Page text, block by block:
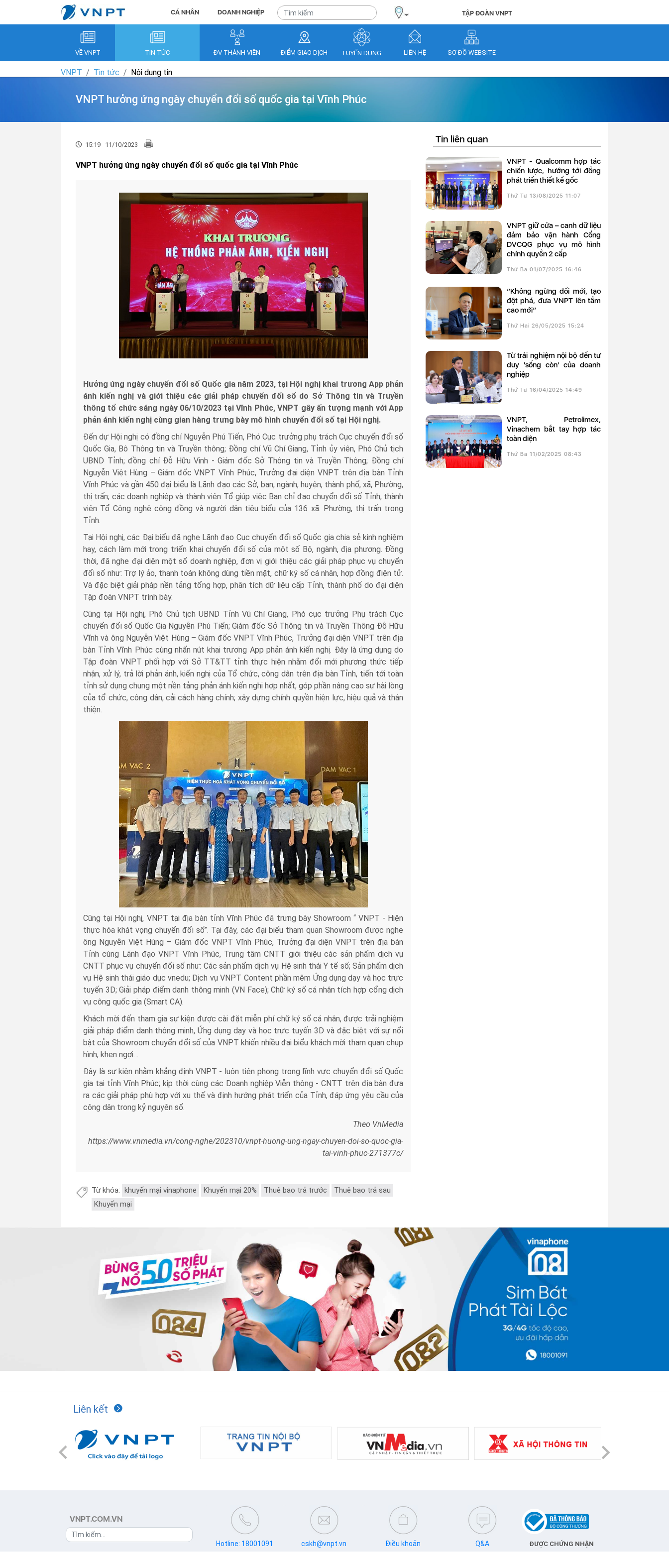
CÁ NHÂN DOANH NGHIỆP TẬP ĐOÀN VNPT
VỀ VNPT TIN TỨC ĐV THÀNH VIÊN ĐIỂM GIAO DỊCH TUYỂN DỤNG LIÊN HỆ SƠ ĐỒ WEBSITE
VNPT Tin tức Nội dung tin
VNPT hưởng ứng ngày chuyển đổi số quốc gia tại Vĩnh Phúc
15:19 11/10/2023
VNPT hưởng ứng ngày chuyển đổi số quốc gia tại Vĩnh Phúc
Hưởng ứng ngày chuyển đổi số Quốc gia năm 2023, tại Hội nghị khai trương App phản
ánh kiến nghị và giới thiệu các giải pháp chuyển đổi số do Sở Thông tin và Truyền
thông tổ chức sáng ngày 06/10/2023 tại Vĩnh Phúc, VNPT gây ấn tượng mạnh với App
phản ánh kiến nghị cùng gian hàng trưng bày mô hình chuyển đổi số tại Hội nghị.
Đến dự Hội nghị có đồng chí Nguyễn Phú Tiến, Phó Cục trưởng phụ trách Cục chuyển đổi số
Quốc Gia, Bô Thông tin và Truyền thông; Đồng chí Vũ Chí Giang, Tỉnh ủy viên, Phó Chủ tịch
UBND Tỉnh; đồng chí Đỗ Hữu Vinh - Giám đốc Sở Thông tin và Truyền Thông; Đồng chí
Nguyễn Việt Hùng – Giám đốc VNPT Vĩnh Phúc, Trưởng đại diện VNPT trên địa bàn Tỉnh
Vĩnh Phúc và gần 450 đại biểu là Lãnh đạo các Sở, ban, ngành, huyện, thành phố, xã, Phường,
thị trấn; các doanh nghiệp và thành viên Tổ giúp việc Ban chỉ đạo chuyển đổi số Tỉnh, thành
viên Tổ Công nghệ cộng đồng và người dân tiêu biểu của 136 xã. Phường, thị trấn trong
Tỉnh.
Tại Hội nghị, các Đại biểu đã nghe Lãnh đạo Cục chuyển đổi số Quốc gia chia sẻ kinh nghiệm
hay, cách làm mới trong triển khai chuyển đổi số của một số Bộ, ngành, địa phương. Đồng
thời, đã nghe đại diện một số doanh nghiệp, đơn vị giới thiệu các giải pháp phục vụ chuyển
đổi số như: Trợ lý ảo, thanh toán không dùng tiền mặt, chữ ký số cá nhân, hợp đồng điện tử.
Và đặc biệt giải pháp nền tảng tổng hợp, phân tích dữ liệu cấp Tỉnh, thành phố do đại diện
Tập đoàn VNPT trình bày.
Cũng tại Hội nghị, Phó Chủ tịch UBND Tỉnh Vũ Chí Giang, Phó cục trưởng Phụ trách Cục
chuyển đổi số Quốc Gia Nguyễn Phú Tiến; Giám đốc Sở Thông tin và Truyền Thông Đỗ Hữu
Vĩnh và ông Nguyễn Việt Hùng – Giám đốc VNPT Vĩnh Phúc, Trưởng đại diện VNPT trên địa
bàn Tỉnh Vĩnh Phúc cùng nhấn nút khai trương App phản ánh kiến nghị. Đây là ứng dụng do
Tập đoàn VNPT phối hợp với Sở TT&TT tỉnh thực hiện nhằm đổi mới phương thức tiếp
nhận, xử lý, trả lời phản ánh, kiến nghị của Tổ chức, công dân trên địa bàn Tỉnh, tiến tới toàn
tỉnh sử dụng chung một nền tảng phản ánh kiến nghị hợp nhất, góp phần nâng cao sự hài lòng
của tổ chức, công dân, cải cách hàng chính; xây dựng chính quyền hiện lực, hiệu quả và thân
thiện.
Cũng tại Hội nghị, VNPT tại địa bàn tỉnh Vĩnh Phúc đã trưng bày Showroom “ VNPT - Hiện
thực hóa khát vọng chuyển đổi số”. Tại đây, các đại biểu tham quan Showroom được nghe
ông Nguyễn Việt Hùng – Giám đốc VNPT Vĩnh Phúc, Trưởng đại diện VNPT trên địa bàn
Tỉnh cùng Lãnh đạo VNPT Vĩnh Phúc, Trung tâm CNTT giới thiệu các sản phẩm dịch vụ
CNTT phục vụ chuyển đổi số như: Các sản phẩm dịch vụ Hệ sinh thái Y tế số; Sản phẩm dịch
vụ Hệ sinh thái giáo dục vnedu; Dịch vụ VNPT Content phần mêm Ứng dụng dạy và học trực
tuyến 3D; Giải pháp điểm danh thông minh (VN Face); Chữ ký số cá nhân tích hợp cổng dịch
vụ công quốc gia (Smart CA).
Khách mời đến tham gia sự kiện được cài đặt miễn phí chữ ký số cá nhân, được trải nghiệm
giải pháp điểm danh thông minh, Ứng dụng dạy và học trực tuyến 3D và đặc biệt với sự nổi
bật của Showroom chuyển đổi số của VNPT khiến nhiều đại biểu khách mời tham quan chụp
hình, khen ngợi…
Đây là sự kiện nhằm khẳng định VNPT - luôn tiên phong trong lĩnh vực chuyển đổi số Quốc
gia tại tỉnh Vĩnh Phúc; kịp thời cùng các Doanh nghiệp Viễn thông - CNTT trên địa bàn đưa
ra các giải pháp phù hợp với xu thế và định hướng phát triển của Tỉnh, đáp ứng yêu cầu của
công dân trong kỷ nguyên số.
Theo VnMedia
https://www.vnmedia.vn/cong-nghe/202310/vnpt-huong-ung-ngay-chuyen-doi-so-quoc-gia-
tai-vinh-phuc-271377c/
Từ khóa: khuyến mại vinaphone Khuyến mại 20% Thuê bao trả trước
Thuê bao trả sau
Khuyến mại
Tin liên quan
VNPT - Qualcomm hợp tác
chiến lược, hướng tới đồng
phát triển thiết kế gốc
Thứ Tư 13/08/2025 11:07
VNPT giữ cửa – canh dữ liệu
đảm bảo vận hành Cổng
DVCQG phục vụ mô hình
chính quyền 2 cấp
Thứ Ba 01/07/2025 16:46
“Không ngừng đổi mới, tạo
đột phá, đưa VNPT lên tầm
cao mới”
Thứ Hai 26/05/2025 15:24
Từ trải nghiệm nội bộ đến tư
duy 'sống còn' của doanh
nghiệp
Thứ Tư 16/04/2025 14:49
VNPT, Petrolimex,
Vinachem bắt tay hợp tác
toàn diện
Thứ Ba 11/02/2025 08:43
Liên kết
Previous Next
VNPT.COM.VN
Hotline: 18001091 cskh@vnpt.vn Điều khoản Q&A ĐƯỢC CHỨNG NHẬN